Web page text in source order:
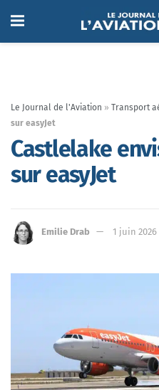
Le Journal de l'Aviation » Transport
sur easyJet
Castlelake
sur easyJet
Emilie Drab 1 juin 2026